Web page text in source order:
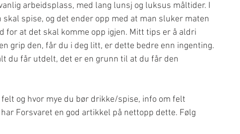
arbeidsplass, med lang lunsj og luksus måltider. I
spise, og det ender opp med at man sluker maten
for at det skal komme opp igjen. Mitt tips er å aldri
grip den, får du i deg litt, er dette bedre enn ingenting.
du får utdelt, det er en grunn til at du får den
og hvor mye du bør drikke/spise, info om felt
Forsvaret en god artikkel på nettopp dette. Følg